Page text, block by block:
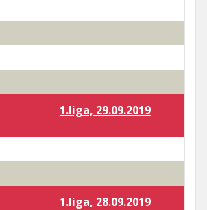
1.liga, 29.09.2019
1.liga, 28.09.2019